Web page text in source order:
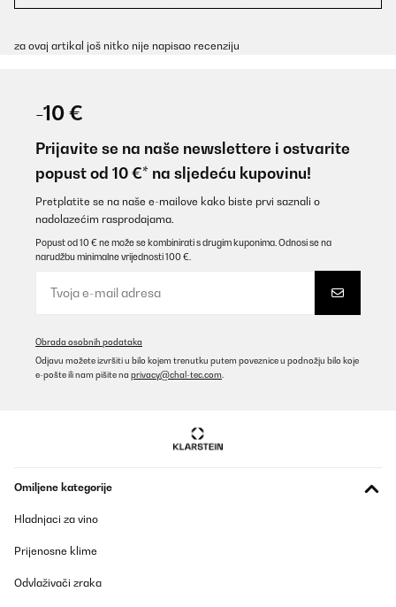
za ovaj artikal još nitko nije napisao recenziju
-10 €
Prijavite se na naše newslettere i ostvarite
popust od 10 €* na sljedeću kupovinu!
Pretplatite se na naše e-mailove kako biste prvi saznali o
nadolazećim rasprodajama.
Popust od 10 € ne može se kombinirati s drugim kuponima. Odnosi se na
narudžbu minimalne vrijednosti 100 €.
Obrada osobnih podataka
Odjavu možete izvršiti u bilo kojem trenutku putem poveznice u podnožju bilo koje
e-pošte ili nam pišite na privacy@chal-tec.com
Omiljene kategorije
Hladnjaci za vino
Prijenosne klime
Odvlaživači zraka